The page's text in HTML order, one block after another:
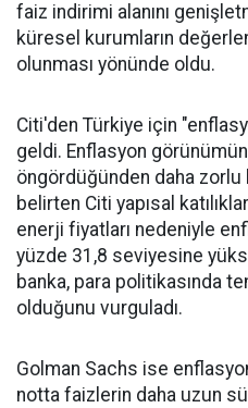
faiz indirimi alanını
küresel kurumların
olunması yönünde oldu.
Citi'den Türkiye için
geldi. Enflasyon
öngördüğünden daha
belirten Citi yapısal
enerji fiyatları nedeniyle
yüzde 31,8 seviyesine
banka, para politikasında
olduğunu vurguladı.
Golman Sachs ise
notta faizlerin daha uzun